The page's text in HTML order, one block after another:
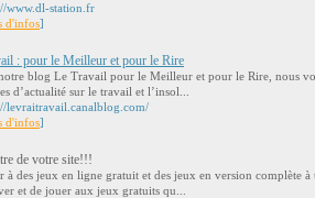
www.dl-station.fr
d'infos]
: pour le Meilleur et pour le Rire
blog Le Travail pour le Meilleur et pour le Rire, nous
d’actualité sur le travail et l’insol...
levraitravail.canalblog.com/
d'infos]
de votre site!!!
à des jeux en ligne gratuit et des jeux en version complète
et de jouer aux jeux gratuits qu...